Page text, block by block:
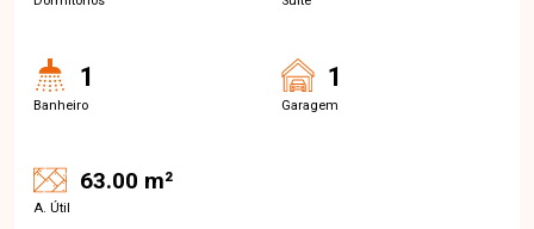
1
Banheiro
1
Garagem
63.00 m²
A. Útil